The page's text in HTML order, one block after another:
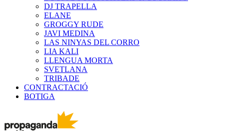
DJ TRAPELLA
ELANE
GROGGY RUDE
JAVI MEDINA
LAS NINYAS DEL CORRO
LIA KALI
LLENGUA MORTA
SVETLANA
TRIBADE
CONTRACTACIÓ
BOTIGA